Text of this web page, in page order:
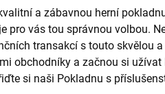
a zábavnou herní
pro vás tou správnou volbou.
transakcí s touto skvělou
obchodníky a začnou si užívat
si naši Pokladnu s